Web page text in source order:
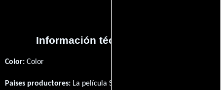
Información técnica y general
Color: Color
Paises productores: La película Square One fué producida en